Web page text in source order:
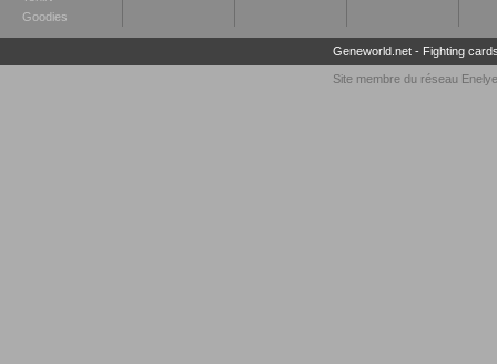
Goodies
Geneworld.net- Fighting
Site membre du réseau Enelye